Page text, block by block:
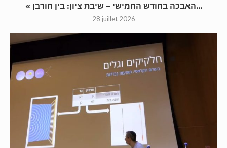
« האבכה בחודש החמישי – שיבת ציון: בין חורבן...
28 juillet 2026